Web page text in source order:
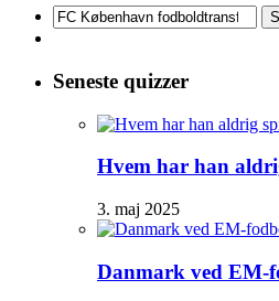
Søg
efter:
Seneste quizzer
Hvem har han
3. maj 2025
Danmark ved EM-